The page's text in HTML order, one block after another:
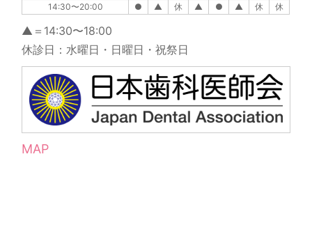
14:30〜20:00
● ▲ 休 ▲ ● ▲ 休 休
▲＝14:30〜18:00
休診日：水曜日・日曜日・祝祭日
MAP